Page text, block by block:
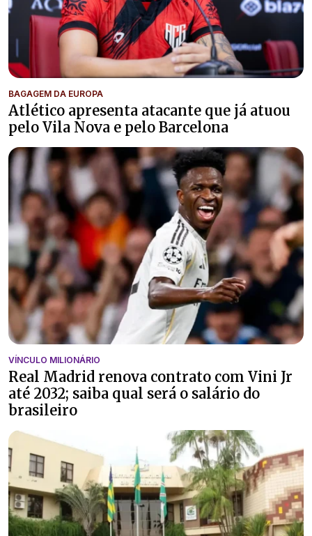
BAGAGEM DA EUROPA
Atlético apresenta atacante que já atuou
pelo Vila Nova e pelo Barcelona
VÍNCULO MILIONÁRIO
Real Madrid renova contrato com Vini Jr
até 2032; saiba qual será o salário do
brasileiro